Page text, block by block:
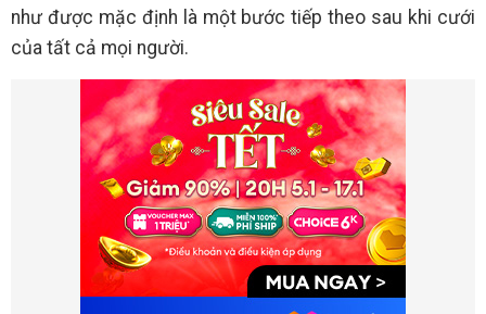
như được mặc định là một bước tiếp theo sau khi cưới
của tất cả mọi người.